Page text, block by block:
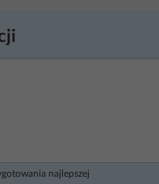
najlepszej